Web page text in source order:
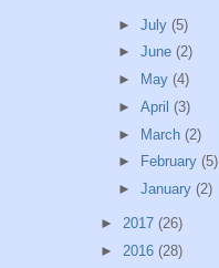
► July (5)
► June (2)
►
May (4)
► April (3)
► March (2)
►
February (5)
► January (2)
► 2017 (26)
► 2016 (28)